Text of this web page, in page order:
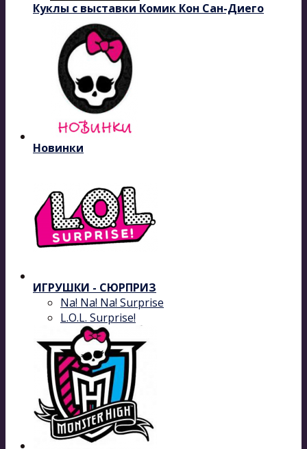
Куклы с выставки Комик Кон Сан-Диего
Новинки
ИГРУШКИ - СЮРПРИЗ
Na! Na! Na! Surprise
L.O.L. Surprise!